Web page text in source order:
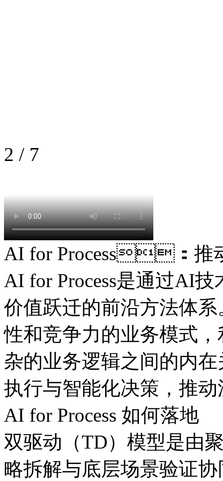
2 / 7
AI for Process：推
AI for Process是通过AI技
价值跃迁的前沿方法体
性和竞争力的业务模式
杂的业务逻辑之间的内在
执行与智能化决策，
AI for Process 如何落地
双驱动（TD）模型是由聚
略拆解与底层场景验证协